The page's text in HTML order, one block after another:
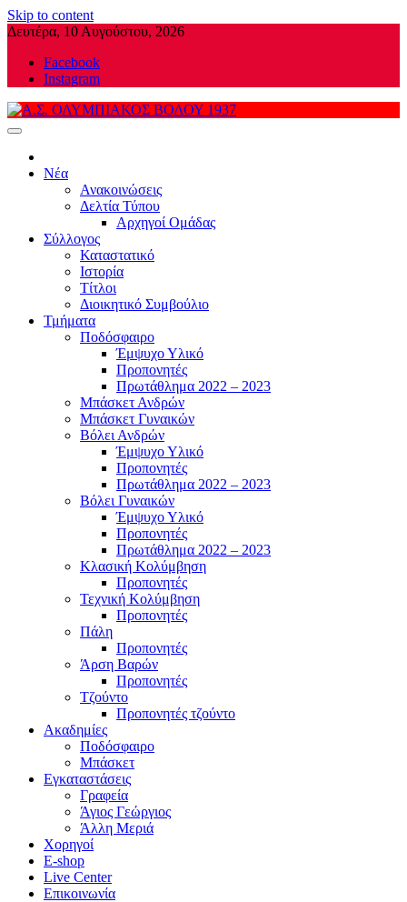
Skip to content
Δευτέρα, 10 Αυγούστου, 2026
Facebook
Instagram
Νέα
Ανακοινώσεις
Δελτία Τύπου
Αρχηγοί Ομάδας
Σύλλογος
Καταστατικό
Ιστορία
Τίτλοι
Διοικητικό Συμβούλιο
Τμήματα
Ποδόσφαιρο
Έμψυχο Υλικό
Προπονητές
Πρωτάθλημα 2022 – 2023
Μπάσκετ Ανδρών
Μπάσκετ Γυναικών
Βόλει Ανδρών
Έμψυχο Υλικό
Προπονητές
Πρωτάθλημα 2022 – 2023
Βόλει Γυναικών
Έμψυχο Υλικό
Προπονητές
Πρωτάθλημα 2022 – 2023
Κλασική Κολύμβηση
Προπονητές
Τεχνική Κολύμβηση
Προπονητές
Πάλη
Προπονητές
Άρση Βαρών
Προπονητές
Τζούντο
Προπονητές τζούντο
Ακαδημίες
Ποδόσφαιρο
Μπάσκετ
Εγκαταστάσεις
Γραφεία
Άγιος Γεώργιος
Άλλη Μεριά
Χορηγοί
E-shop
Live Center
Επικοινωνία